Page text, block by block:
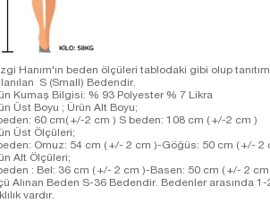
Hanım'ın beden ölçüleri tablodaki gibi olup
S (Small) Bedendir.
Kumaş Bilgisi: % 93 Polyester % 7 Likra
Üst Boyu ; Ürün Alt Boyu;
60 cm( +/-2 cm ) S beden: 108 cm ( +/-2 cm )
Üst Ölçüleri;
Omuz: 54 cm ( +/- 2 cm )-Göğüs: 50 cm ( +/- 2
Alt Ölçüleri;
: Bel: 36 cm ( +/- 2 cm )-Basen: 50 cm ( +/- 2 cm
Alınan Beden S-36 Bedendir. Bedenler arasında 1-
vardır.